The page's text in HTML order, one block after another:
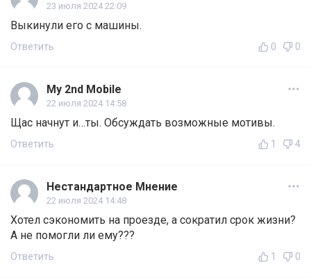
23 июля 2024 22:09
Выкинули его с машины.
Ответить 0 0
My 2nd Mobile
22 июля 2024 14:58
Щас начнут и…ты. Обсуждать возможные мотивы.
Ответить 1 4
Нестандартное Мнение
22 июля 2024 14:48
Хотел сэкономить на проезде, а сократил срок жизни?
А не помогли ли ему???
Ответить 1 0